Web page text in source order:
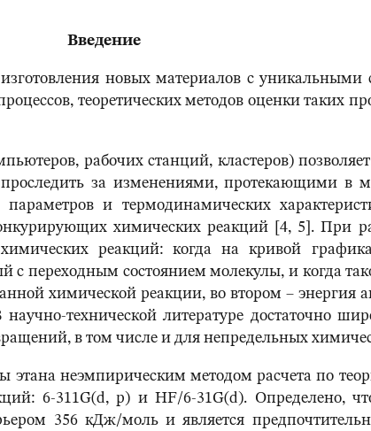
Введение
новых материалов с уникальными
теоретических методов оценки таких
рабочих станций, кластеров)
за изменениями, протекающими в
и термодинамических
химических реакций [4, 5]. При
реакций: когда на кривой графика
переходным состоянием молекулы, и когда
химической реакции, во втором – энергия
технической литературе достаточно
в том числе и для непредельных
этана неэмпирическим методом расчета по
6-311G(d, p) и HF/6-31G(d). Определено,
356 кДж/моль и является